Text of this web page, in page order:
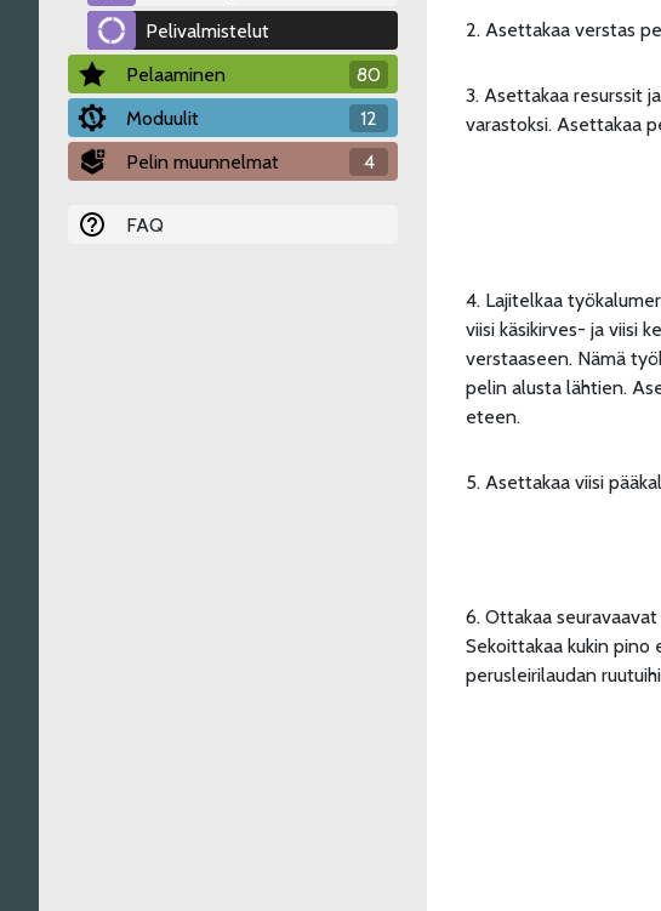
Pelivalmistelut
Pelaaminen
80
Moduulit
12
Pelin muunnelmat
4
FAQ
2. Asettakaa verstas
3. Asettakaa resurssit
varastoksi. Asettakaa
4. Lajitelkaa
viisi käsikirves- ja viisi
verstaaseen. Nämä
pelin alusta lähtien.
eteen.
5. Asettakaa viisi
6. Ottakaa
Sekoittakaa kukin pino
perusleirilaudan